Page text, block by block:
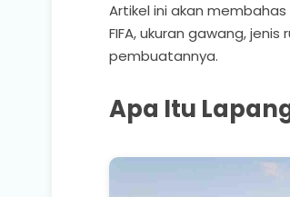
Artikel ini akan
FIFA, ukuran gawang,
pembuatannya.
Apa Itu